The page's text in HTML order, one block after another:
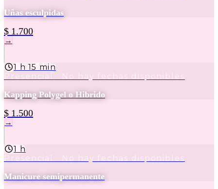
Uñas esculpidas
$ 1.700
→
1 h 15 min
Presencial
· No hay fechas disponibles
Kapping Polygel o Hibrido
$ 1.500
→
1 h
Presencial
· No hay fechas disponibles
Manicure semipermanente